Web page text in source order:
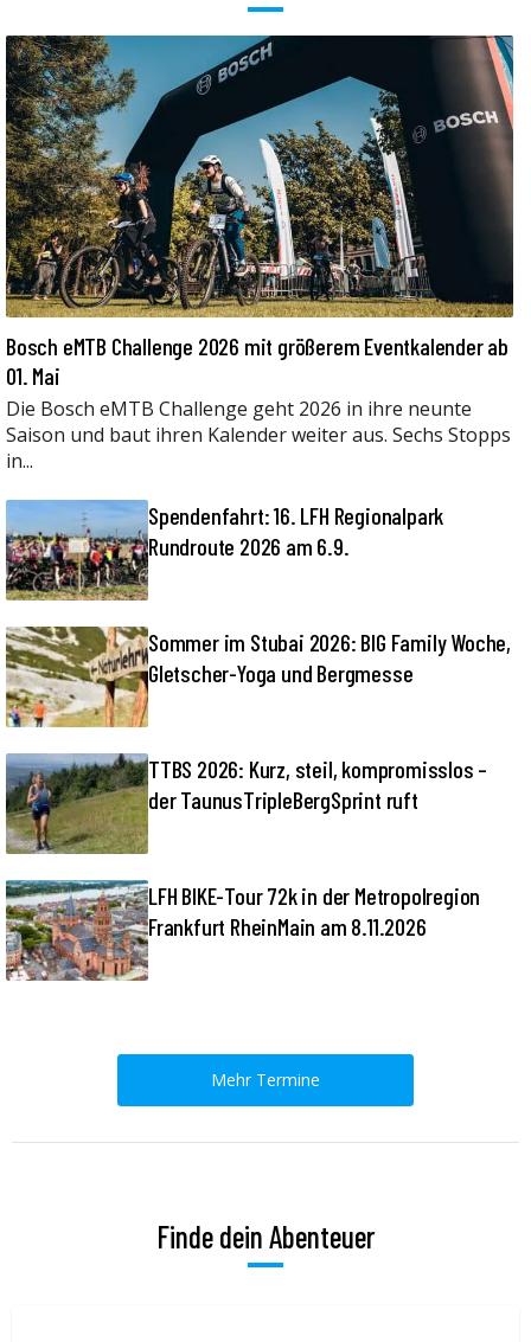
Bosch eMTB Challenge 2026 mit größerem Eventkalender ab
01. Mai
Die Bosch eMTB Challenge geht 2026 in ihre neunte
Saison und baut ihren Kalender weiter aus. Sechs Stopps
in...
Spendenfahrt: 16. LFH Regionalpark
Rundroute 2026 am 6.9.
Sommer im Stubai 2026: BIG Family Woche,
Gletscher-Yoga und Bergmesse
TTBS 2026: Kurz, steil, kompromisslos –
der TaunusTripleBergSprint ruft
LFH BIKE-Tour 72k in der Metropolregion
Frankfurt RheinMain am 8.11.2026
Mehr Termine
Finde dein Abenteuer